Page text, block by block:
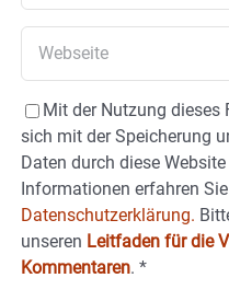
Mit der Nutzung dieses
sich mit der Speicherung
Daten durch diese
Informationen erfahren
Datenschutzerklärung.
unseren Leitfaden für die
Kommentaren. *